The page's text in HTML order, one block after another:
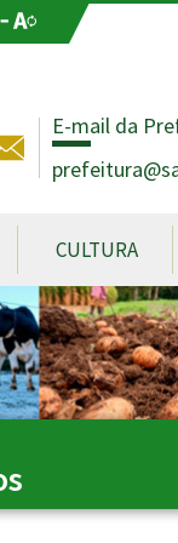
Aumentar
Diminuir
Fonte Original
E-mail da
CULTURA